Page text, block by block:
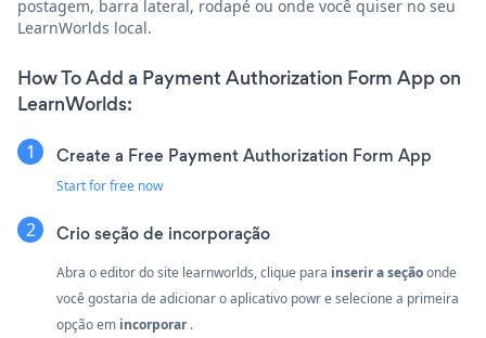
postagem, barra lateral, rodapé ou onde você quiser no seu
LearnWorlds local.
How To Add a Payment Authorization Form App on
LearnWorlds:
Create a Free Payment Authorization Form App
Start for free now
Crioseção de incorporação
Abra o editor do site learnworlds, clique para inserir a seçãoonde
você gostaria de adicionar o aplicativo powr e selecione a primeira
opção em incorporar.